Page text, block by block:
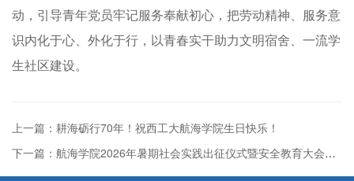
动，引导青年党员牢记服务奉献初心，把劳动精神、服务意
识内化于心、外化于行，以青春实干助力文明宿舍、一流学
生社区建设。
上一篇：耕海砺行70年！祝西工大航海学院生日快乐！
下一篇：航海学院2026年暑期社会实践出征仪式暨安全教育大会顺利举办